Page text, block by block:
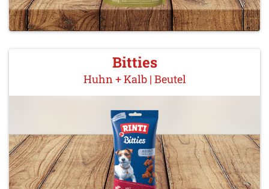
Bitties
Huhn + Kalb | Beutel